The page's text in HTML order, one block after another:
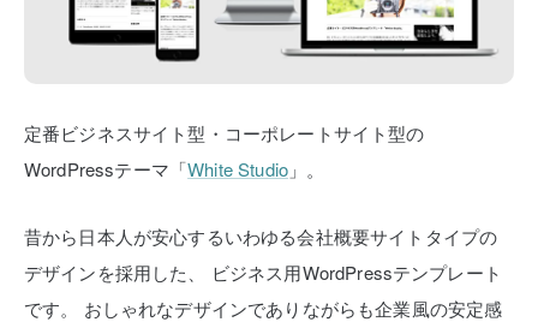
定番ビジネスサイト型・コーポレートサイト型の
WordPressテーマ「White Studio 」。
昔から日本人が安心するいわゆる会社概要サイトタイプの
デザインを採用した、
ビジネス用WordPressテンプレート
です。
おしゃれなデザインでありながらも企業風の安定感